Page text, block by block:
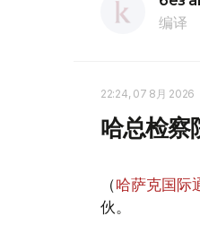
编译
22:24, 07 8月 2026
哈总检察
（哈萨克国际
伙。